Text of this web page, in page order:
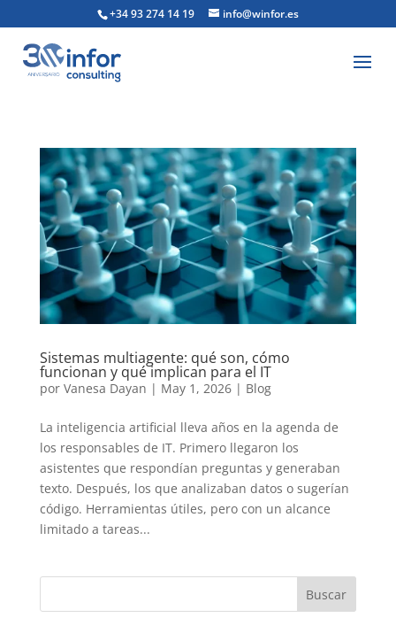
+34 93 274 14 19 info@winfor.es
Sistemas multiagente: qué son, cómo
funcionan y qué implican para el IT
por Vanesa Dayan | May 1, 2026| Blog
La inteligencia artificial lleva años en la agenda de
los responsables de IT. Primero llegaron los
asistentes que respondían preguntas y generaban
texto. Después, los que analizaban datos o sugerían
código. Herramientas útiles, pero con un alcance
limitado a tareas...